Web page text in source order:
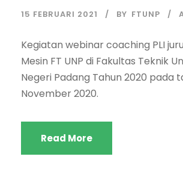
15 FEBRUARI 2021 BY FTUNP
Kegiatan webinar coaching PLI
Mesin FT UNP di Fakultas Teknik
Negeri Padang Tahun 2020 pada
November 2020.
Read More